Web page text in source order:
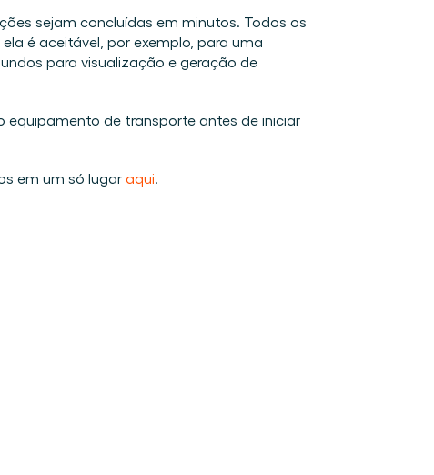
sejam concluídas em minutos. Todos os
é aceitável, por exemplo, para uma
para visualização e geração de
equipamento de transporte antes de iniciar
em um só lugar aqui.